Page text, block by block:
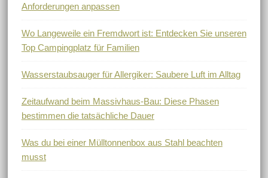
Anforderungen anpassen
Wo Langeweile ein Fremdwort ist: Entdecken Sie unseren
Top Campingplatz für Familien
Wasserstaubsauger für Allergiker: Saubere Luft im Alltag
Zeitaufwand beim Massivhaus-Bau: Diese Phasen
bestimmen die tatsächliche Dauer
Was du bei einer Mülltonnenbox aus Stahl beachten
musst